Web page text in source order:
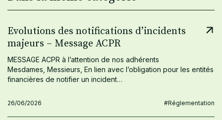
Evolutions des notifications d’incidents
majeurs – Message ACPR
MESSAGE ACPR à l’attention de nos adhérents
Mesdames, Messieurs, En lien avec l’obligation pour les entités
financières de notifier un incident…
26/06/2026 #Réglementation